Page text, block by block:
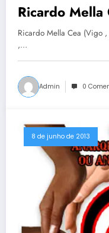
Ricardo Mella
Ricardo Mella Cea (Vigo
,…
Admin 0
8 de junho de 2013